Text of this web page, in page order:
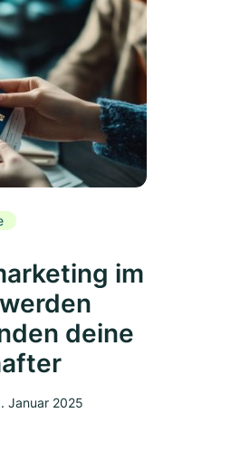
im
deine
Januar 2025